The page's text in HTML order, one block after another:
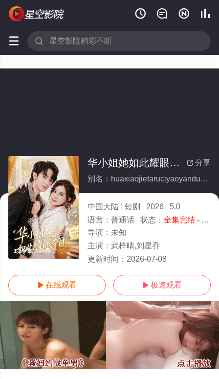
   
 
1-1全集/大结局
 分享
华小姐她如此耀眼夺目(全集)
别名：huaxiaojietaruciyaoyanduomu
中国大陆 短剧 2026
5.0
语言： 普通话 状态： 全集完结- 免费在线观看
导演： 未知
主演： 武梓晴,刘星乔
更新时间： 2026-07-08
 在线观看  极速观看